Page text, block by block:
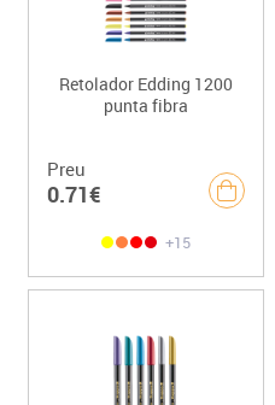
Retolador Edding 1200
punta fibra
Preu
0.71€
+15